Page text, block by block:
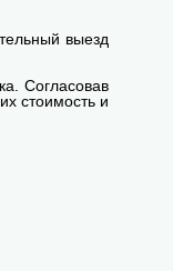
выезд
Согласовав
стоимость и